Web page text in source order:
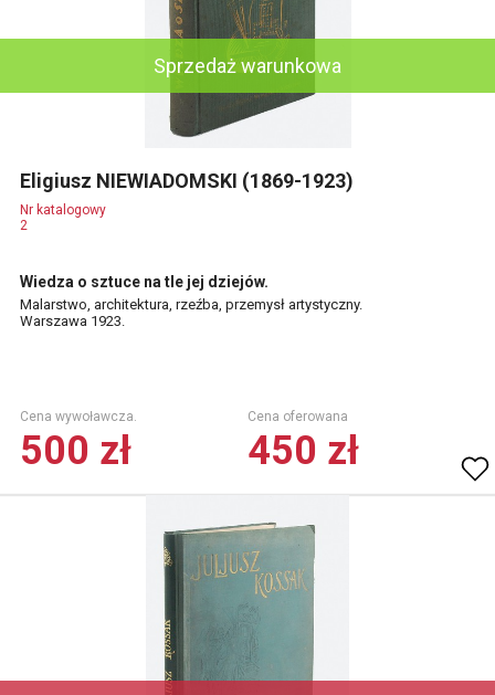
Sprzedaż warunkowa
Eligiusz NIEWIADOMSKI (1869-1923)
Nr katalogowy
2
Wiedza o sztuce na tle jej dziejów.
Malarstwo, architektura, rzeźba, przemysł artystyczny.
Warszawa 1923.
Cena wywoławcza.
500 zł
Cena oferowana
450 zł